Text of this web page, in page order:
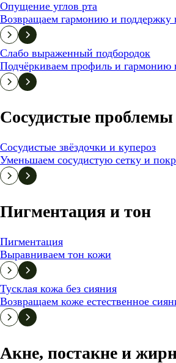
Опущение углов рта
Возвращаем гармонию и поддержку
Слабо выраженный подбородок
Подчёркиваем профиль и гармонию
Сосудистые проблемы
Сосудистые звёздочки и купероз
Уменьшаем сосудистую сетку и
Пигментация и тон
Пигментация
Выравниваем тон кожи
Тусклая кожа без сияния
Возвращаем коже естественное
Акне, постакне и